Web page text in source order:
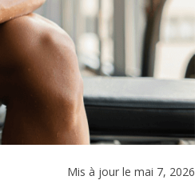
Mis à jour le mai 7, 2026